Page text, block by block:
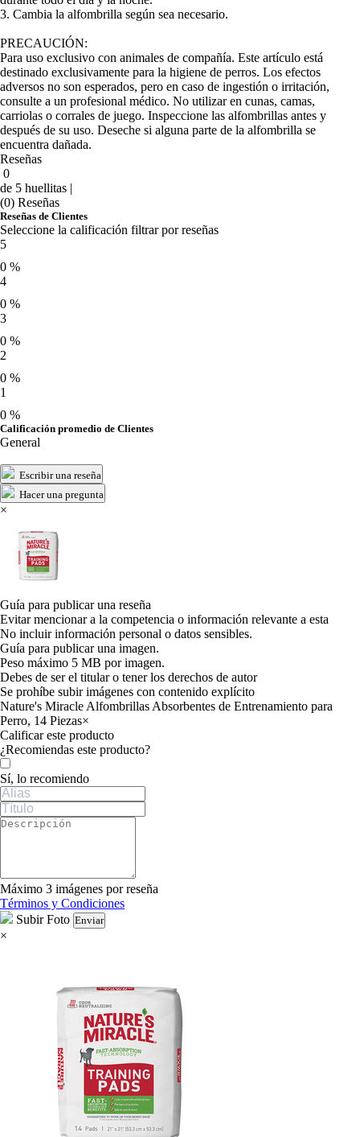
3. Cambia la alfombrilla según sea necesario.
PRECAUCIÓN:
Para uso exclusivo con animales de compañía. Este artículo está
destinado exclusivamente para la higiene de perros. Los efectos
adversos no son esperados, pero en caso de ingestión o irritación,
consulte a un profesional médico. No utilizar en cunas, camas,
carriolas o corrales de juego. Inspeccione las alfombrillas antes y
después de su uso. Deseche si alguna parte de la alfombrilla se
encuentra dañada.
Reseñas
0
de 5 huellitas |
(0) Reseñas
Reseñas de Clientes
Seleccione la calificación filtrar por reseñas
5
0 %
4
0 %
3
0 %
2
0 %
1
0 %
Calificación promedio de Clientes
General
Escribir una reseña
Hacer una pregunta
×
Guía para publicar una reseña
Evitar mencionar a la competencia o información relevante a esta
No incluir información personal o datos sensibles.
Guía para publicar una imagen.
Peso máximo 5 MB por imagen.
Debes de ser el titular o tener los derechos de autor
Se prohíbe subir imágenes con contenido explícito
Nature's Miracle Alfombrillas Absorbentes de Entrenamiento para
Perro, 14 Piezas×
Calificar este producto
Tu valoración
¿Recomiendas este producto?
Sí, lo recomiendo
Máximo 3 imágenes por reseña
Términos y Condiciones
Subir Foto Enviar
×